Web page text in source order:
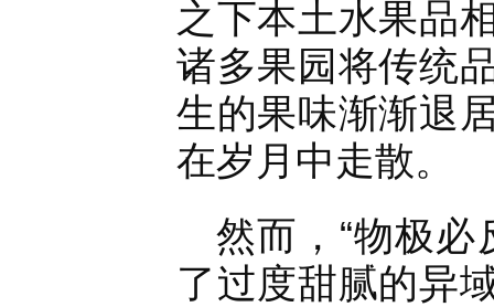
之下本土水果品
诸多果园将传统
生的果味渐渐退
在岁月中走散。
然而，“物极
了过度甜腻的异